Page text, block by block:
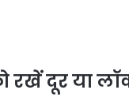
रखें दूर या